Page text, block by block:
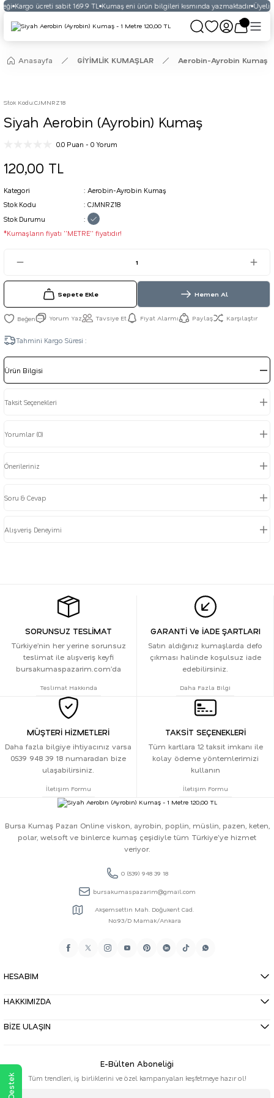
Kargo ücreti sabit 169.9 TL Kumaş eni ürün bilgileri kısmında yazmaktadır Üyelikli
Anasayfa GİYİMLİK KUMAŞLAR Aerobin-Ayrobin Kumaş
Stok Kodu:CJMNRZ18
Siyah Aerobin (Ayrobin) Kumaş
0.0 Puan - 0 Yorum
120,00 TL
Kategori
Aerobin-Ayrobin Kumaş
Stok Kodu
CJMNRZ18
Stok Durumu
*Kumaşların fiyatı ''METRE'' fiyatıdır!
Sepete Ekle Hemen Al
Yorum Yaz Tavsiye Et Fiyat Alarmı Paylaş Karşılaştır
Tahmini Kargo Süresi :
Ürün Bilgisi
Taksit Seçenekleri
Yorumlar (0)
Önerileriniz
Soru & Cevap
Alışveriş Deneyimi
SORUNSUZ TESLİMAT
Türkiye’nin her yerine sorunsuz
teslimat ile alışveriş keyfi
bursakumaspazarim.com’da
Teslimat Hakkında
GARANTİ Ve İADE ŞARTLARI
Satın aldığınız kumaşlarda defo
çıkması halinde koşulsuz iade
edebilirsiniz.
Daha Fazla Bilgi
MÜŞTERİ HİZMETLERİ
Daha fazla bilgiye ihtiyacınız varsa
0539 948 39 18 numaradan bize
ulaşabilirsiniz.
İletişim Formu
TAKSİT SEÇENEKLERİ
Tüm kartlara 12 taksit imkanı ile
kolay ödeme yöntemlerimizi
kullanın
İletişim Formu
Bursa Kumaş Pazarı Online viskon, ayrobin, poplin, müslin, pazen, keten,
polar, welsoft ve binlerce kumaş çeşidiyle tüm Türkiye'ye hizmet
veriyor.
0 (539) 948 39 18
bursakumaspazarim@gmail.com
Akşemsettin Mah. Doğukent Cad.
No:93/D Mamak/Ankara
HESABIM
HAKKIMIZDA
BİZE ULAŞIN
E-Bülten Aboneliği
Tüm trendleri, iş birliklerini ve özel kampanyaları keşfetmeye hazır ol!